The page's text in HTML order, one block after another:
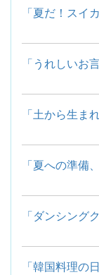
「夏だ！スイ
「うれしいお
「土から生ま
「夏への準備
「ダンシング
「韓国料理の